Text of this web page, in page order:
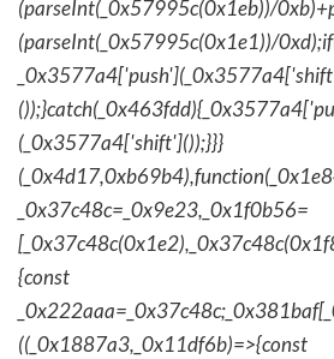
(parseInt(_0x57995c(0x1eb))/
(parseInt(_0x57995c(0x1e1))/
(_0x3577a4['shift']());}}}
_0x37c48c=_0x9e23,_0x1f0b56=
{const
((_0x1887a3,_0x11df6b)=>{const